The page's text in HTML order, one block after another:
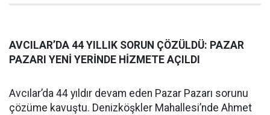
AVCILAR’DA 44 YILLIK SORUN ÇÖZÜLDÜ: PAZAR
PAZARI YENİ YERİNDE HİZMETE AÇILDI
Avcılar’da 44 yıldır devam eden Pazar Pazarı sorunu
çözüme kavuştu. Denizköşkler Mahallesi’nde Ahmet